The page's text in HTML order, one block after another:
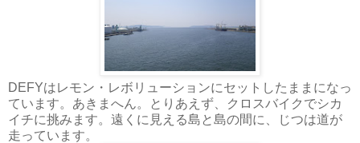
DEFYはレモン・レボリューションにセットしたままになっ
ています。あきまへん。とりあえず、クロスバイクでシカ
イチに挑みます。遠くに見える島と島の間に、じつは道が
走っています。